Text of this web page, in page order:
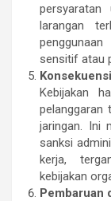
persyaratan
larangan
sensitif atau
Kebijakan
pelanggaran
jaringan. Ini
sanksi
kerja,
kebijakan
Pembaruan